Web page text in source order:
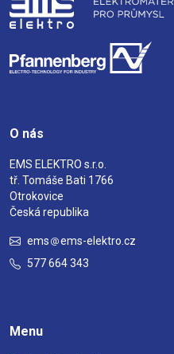
O nás
EMS ELEKTRO s.r.o.
tř. Tomáše Bati 1766
Otrokovice
Česká republika
ems
ems-elektro.cz
577 664 343
Menu